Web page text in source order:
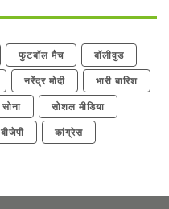
फुटबॉल मैच
बॉलीवुड
नरेंद्र मोदी
भारी बारिश
सोना
सोशल मीडिया
बीजेपी
कांग्रेस